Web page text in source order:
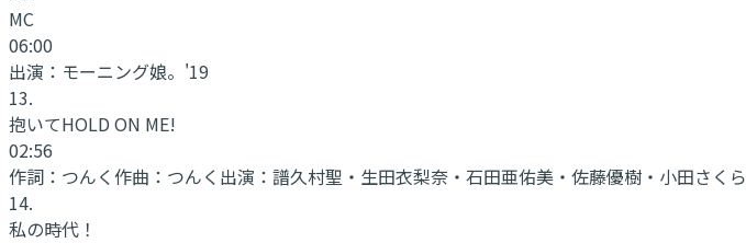
MC
06:00
出演： モーニング娘。'19
13.
抱いてHOLD ON ME!
02:56
作詞： つんく作曲： つんく 出演： 譜久村聖・生田衣梨奈・石田亜佑美・佐藤優樹・小田さくら
14.
私の時代！